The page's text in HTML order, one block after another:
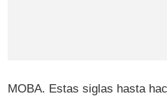
MOBA. Estas siglas hasta